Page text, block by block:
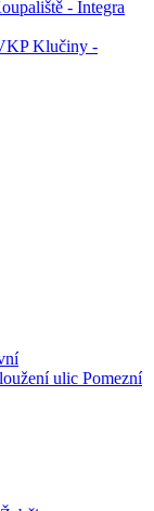
- Integra
Klučiny -
ulic Pomezní